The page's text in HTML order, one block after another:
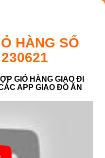
HÀNG SỐ
GIỎ HÀNG GIAO ĐI
APP GIAO ĐỒ ĂN